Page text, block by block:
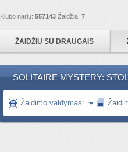
Klubo narių: 557143 Žaidžia: 7
ŽAIDŽIU SU DRAUGAIS
SOLITAIRE MYSTERY:
Žaidimo valdymas: